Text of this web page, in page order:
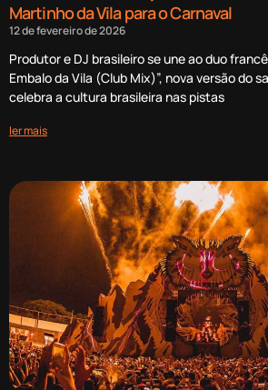
Martinho da Vila para o Carnaval
12 de fevereiro de 2026
Produtor e DJ brasileiro se une ao duo
Embalo da Vila (Club Mix)”, nova versão do
celebra a cultura brasileira nas pistas
ler mais